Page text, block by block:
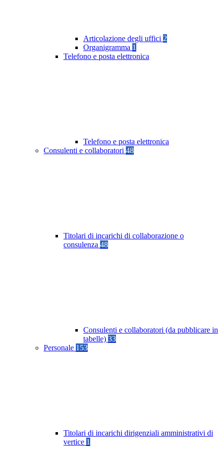
Articolazione degli uffici 2
Organigramma 1
Telefono e posta elettronica
Telefono e posta elettronica
Consulenti e collaboratori 48
Titolari di incarichi di collaborazione o
consulenza 48
Consulenti e collaboratori (da pubblicare in
tabelle) 33
Personale 153
Titolari di incarichi dirigenziali amministrativi di
vertice 1